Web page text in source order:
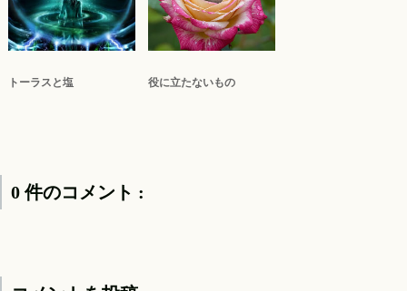
トーラスと塩 役に立たないもの
0 件のコメント :